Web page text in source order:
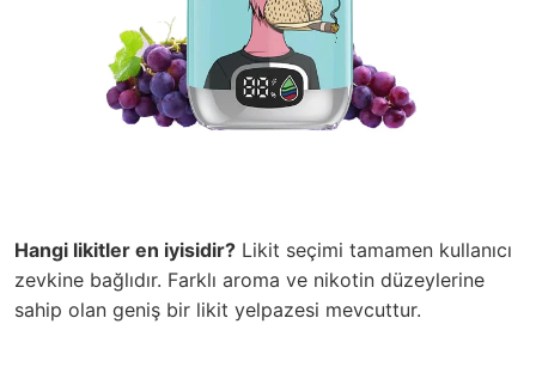
Hangi likitler en iyisidir? Likit seçimi tamamen kullanıcı
zevkine bağlıdır. Farklı aroma ve nikotin düzeylerine
sahip olan geniş bir likit yelpazesi mevcuttur.